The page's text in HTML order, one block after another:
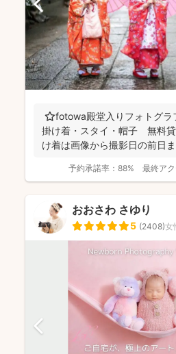
⭐️fotowa殿堂入りフォトグ
掛け着・スタイ・帽子 無料
け着は画像から撮影日の前日
予約承諾率： 88% 最終アク
おおさわ さゆり
5 (2408)女